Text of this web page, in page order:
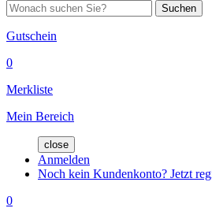
Suchen
Gutschein
0
Merkliste
Mein Bereich
close
Anmelden
Noch kein Kundenkonto? Jetzt
0